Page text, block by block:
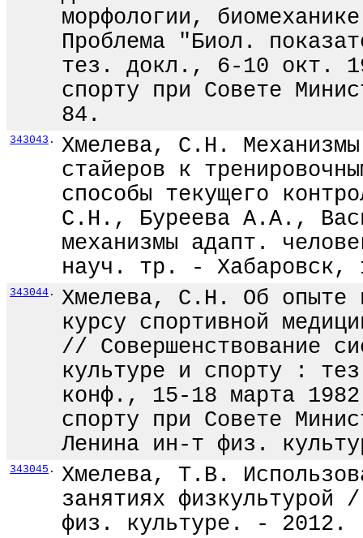
морфологии,
Проблема "Биол.
тез. докл., 6-10 окт.
спорту при Совете
84.
343043 .
Хмелева, С.Н.
стайеров к
способы текущего
С.Н., Буреева А.А.,
механизмы адапт.
науч. тр. -
343044 .
Хмелева, С.Н. Об опыте
курсу спортивной
// Совершенствование
культуре и спорту :
конф., 15-18 марта
спорту при Совете
Ленина ин-т физ.
343045 .
Хмелева, Т.В.
занятиях
физ. культуре. -